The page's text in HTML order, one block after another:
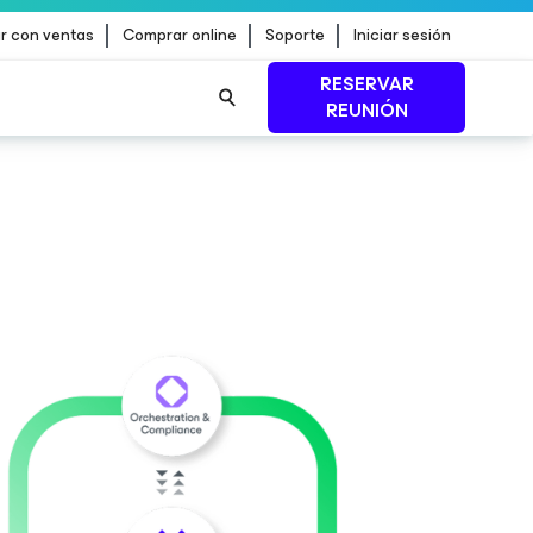
con ventas Comprar online Soporte Iniciar sesión
RESERVAR
REUNIÓN